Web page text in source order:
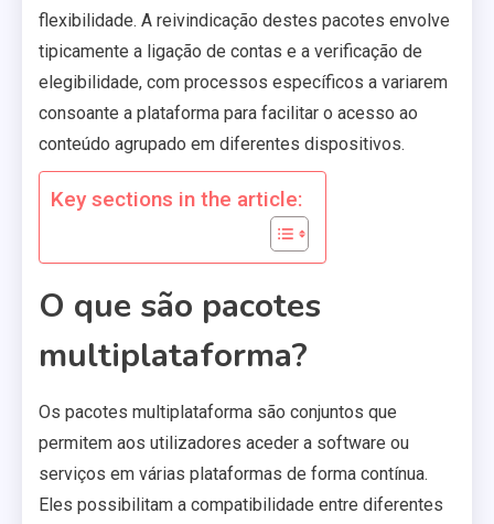
flexibilidade. A reivindicação destes pacotes envolve
tipicamente a ligação de contas e a verificação de
elegibilidade, com processos específicos a variarem
consoante a plataforma para facilitar o acesso ao
conteúdo agrupado em diferentes dispositivos.
Key sections in the article:
O que são pacotes
multiplataforma?
Os pacotes multiplataforma são conjuntos que
permitem aos utilizadores aceder a software ou
serviços em várias plataformas de forma contínua.
Eles possibilitam a compatibilidade entre diferentes